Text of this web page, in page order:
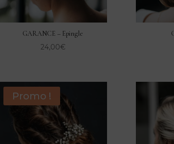
GARANCE – Epingle
24,00€
Promo !